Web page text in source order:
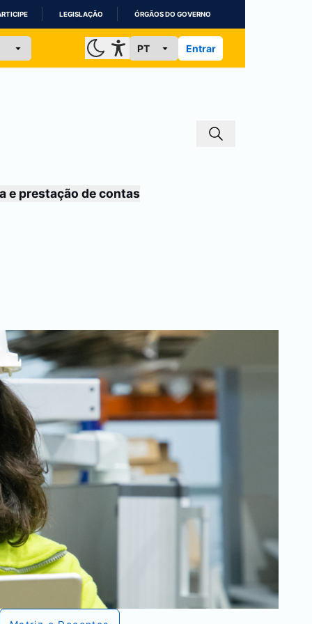
LEGISLAÇÃO ÓRGÃOS DO GOVERNO
Entrar
e prestação de contas